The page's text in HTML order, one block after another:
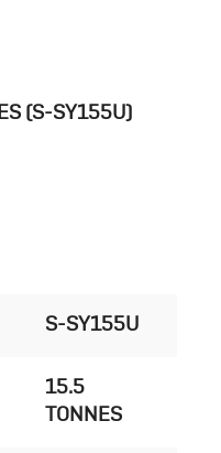
(S-SY155U)
S-SY155U
15.5
TONNES